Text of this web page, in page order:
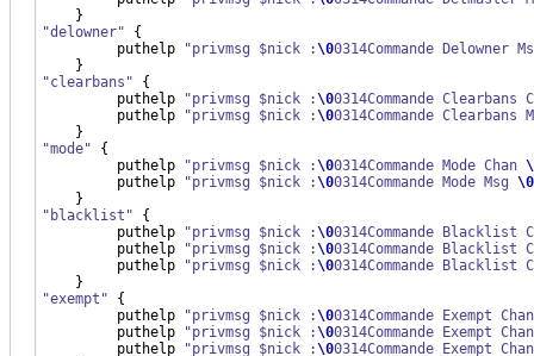
}
"delowner"
{
         puthelp
"privmsg $nick :\00314Commande Delowner
}
"clearbans"
{
         puthelp
"privmsg $nick :\00314Commande Clearbans
         puthelp
"privmsg $nick :\00314Commande Clearbans
}
"mode"
{
         puthelp
"privmsg $nick :\00314Commande Mode Chan
         puthelp
"privmsg $nick :\00314Commande Mode Msg \0
}
"blacklist"
{
         puthelp
"privmsg $nick :\00314Commande Blacklist
         puthelp
"privmsg $nick :\00314Commande Blacklist
         puthelp
"privmsg $nick :\00314Commande Blacklist
}
"exempt"
{
         puthelp
"privmsg $nick :\00314Commande Exempt
         puthelp
"privmsg $nick :\00314Commande Exempt
         puthelp
"privmsg $nick :\00314Commande Exempt